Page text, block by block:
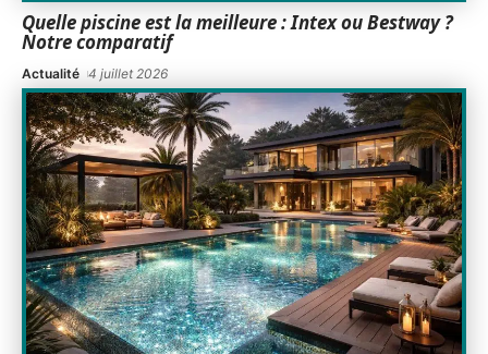
Quelle piscine est la meilleure : Intex ou Bestway ?
Notre comparatif
Actualité 4 juillet 2026